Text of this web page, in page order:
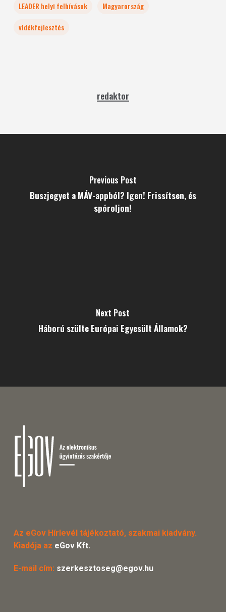
LEADER helyi felhívások
Magyarország
vidékfejlesztés
redaktor
Previous Post
Buszjegyet a MÁV-appból? Igen! Frissítsen, és
spóroljon!
Next Post
Háború szülte Európai Egyesült Államok?
Az eGov Hírlevél tájékoztató, szakmai kiadvány.
Kiadója az eGov Kft.
E-mail cím: szerkesztoseg@egov.hu